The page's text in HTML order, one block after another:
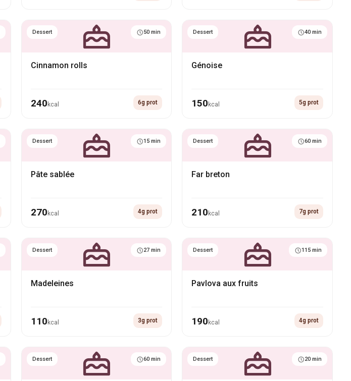
Dessert 50 min
Cinnamon rolls
240 kcal 6g prot
Dessert 40 min
Génoise
150 kcal 5g prot
Dessert 15 min
Pâte sablée
270 kcal 4g prot
Dessert 60 min
Far breton
210 kcal 7g prot
Dessert 27 min
Madeleines
110 kcal 3g prot
Dessert 115 min
Pavlova aux fruits
190 kcal 4g prot
Dessert 60 min Dessert 20 min